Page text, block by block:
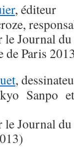
, éditeur
Journal du
de Paris
,
Sanpo
Journal du